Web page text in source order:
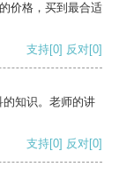
价格，买到最合适
支持[0] 反对[0]
知识。老师的讲
支持[0] 反对[0]